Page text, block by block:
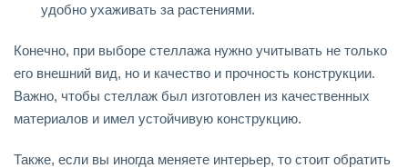
удобно ухаживать за растениями.
Конечно, при выборе стеллажа нужно учитывать не только
его внешний вид, но и качество и прочность конструкции.
Важно, чтобы стеллаж был изготовлен из качественных
материалов и имел устойчивую конструкцию.
Также, если вы иногда меняете интерьер, то стоит обратить